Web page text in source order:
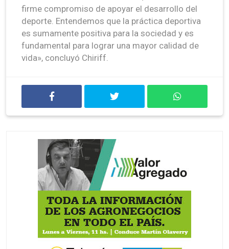
firme compromiso de apoyar el desarrollo del
deporte. Entendemos que la práctica deportiva
es sumamente positiva para la sociedad y es
fundamental para lograr una mayor calidad de
vida», concluyó Chiriff.